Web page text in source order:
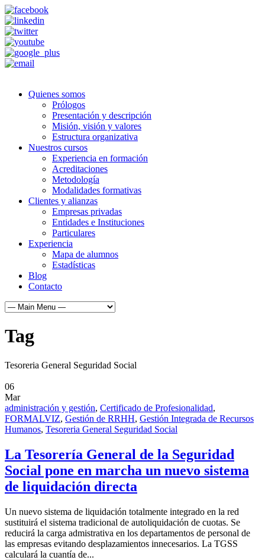
Quienes somos
Prólogos
Presentación y descripción
Misión, visión y valores
Estructura organizativa
Nuestros cursos
Experiencia en formación
Acreditaciones
Metodología
Modalidades formativas
Clientes y alianzas
Empresas privadas
Entidades e Instituciones
Particulares
Experiencia
Mapa de alumnos
Estadísticas
Blog
Contacto
Tag
Tesoreria General Seguridad Social
06
Mar
administración y gestión, Certificado de Profesionalidad,
FORMALVIZ, Gestión de RRHH, Gestión Integrada de Recursos
Humanos, Tesoreria General Seguridad Social
La Tesorería General de la Seguridad
Social pone en marcha un nuevo sistema
de liquidación directa
Un nuevo sistema de liquidación totalmente integrado en la red
sustituirá el sistema tradicional de autoliquidación de cuotas. Se
reducirá la carga admistrativa en los departamentos de personal de
las empresas evitando desplazamientos innecesarios. La TGSS
calculará la cuantía de...